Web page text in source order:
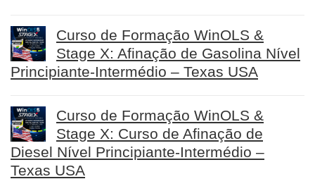
Curso de Formação WinOLS &
Stage X: Afinação de Gasolina Nível
Principiante-Intermédio – Texas USA
Curso de Formação WinOLS &
Stage X: Curso de Afinação de
Diesel Nível Principiante-Intermédio –
Texas USA